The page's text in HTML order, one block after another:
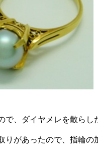
で、ダイヤメレを散らし
りがあったので、指輪